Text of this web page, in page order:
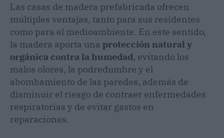
Las casas de madera prefabricada ofrecen
múltiples ventajas, tanto para sus residentes
como para el medioambiente. En este sentido,
la madera aporta una protección natural y
orgánica contra la humedad, evitando los
malos olores, la podredumbre y el
abombamiento de las paredes, además de
disminuir el riesgo de contraer enfermedades
respiratorias y de evitar gastos en
reparaciones.